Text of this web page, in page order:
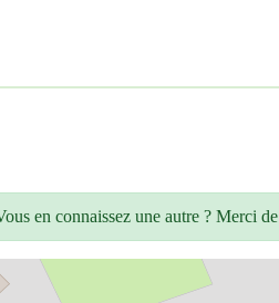
en connaissez une autre ? Merci de